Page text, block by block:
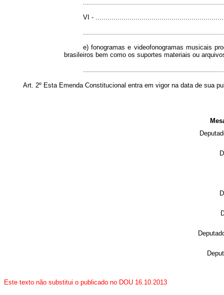
VI -
e) fonogramas e videofonogramas musicais
brasileiros bem como os suportes materiais ou
Art. 2º Esta Emenda Constitucional entra em vigor na data de sua
Este texto não substitui o publicado no DOU 16.10.2013